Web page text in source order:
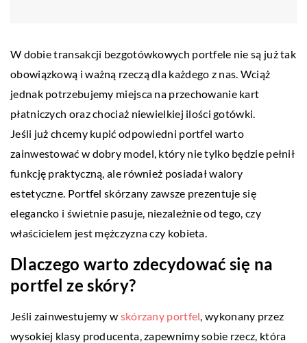
W dobie transakcji bezgotówkowych portfele nie są już tak
obowiązkową i ważną rzeczą dla każdego z nas. Wciąż
jednak potrzebujemy miejsca na przechowanie kart
płatniczych oraz chociaż niewielkiej ilości gotówki.
Jeśli już chcemy kupić odpowiedni portfel warto
zainwestować w dobry model, który nie tylko będzie pełnił
funkcję praktyczną, ale również posiadał walory
estetyczne. Portfel skórzany zawsze prezentuje się
elegancko i świetnie pasuje, niezależnie od tego, czy
właścicielem jest mężczyzna czy kobieta.
Dlaczego warto zdecydować się na
portfel ze skóry?
Jeśli zainwestujemy w skórzany portfel, wykonany przez
wysokiej klasy producenta, zapewnimy sobie rzecz, która